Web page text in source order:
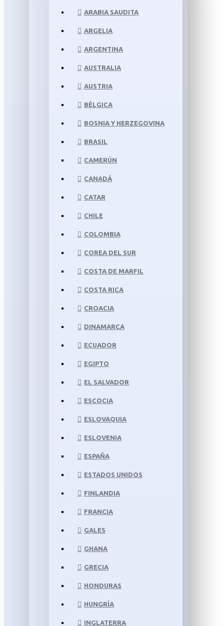
ARABIA SAUDITA
ARGELIA
ARGENTINA
AUSTRALIA
AUSTRIA
BÉLGICA
BOSNIA Y HERZEGOVINA
BRASIL
CAMERÚN
CANADÁ
CATAR
CHILE
COLOMBIA
COREA DEL SUR
COSTA DE MARFIL
COSTA RICA
CROACIA
DINAMARCA
ECUADOR
EGIPTO
EL SALVADOR
ESCOCIA
ESLOVAQUIA
ESLOVENIA
ESPAÑA
ESTADOS UNIDOS
FINLANDIA
FRANCIA
GALES
GHANA
GRECIA
HONDURAS
HUNGRÍA
INGLATERRA